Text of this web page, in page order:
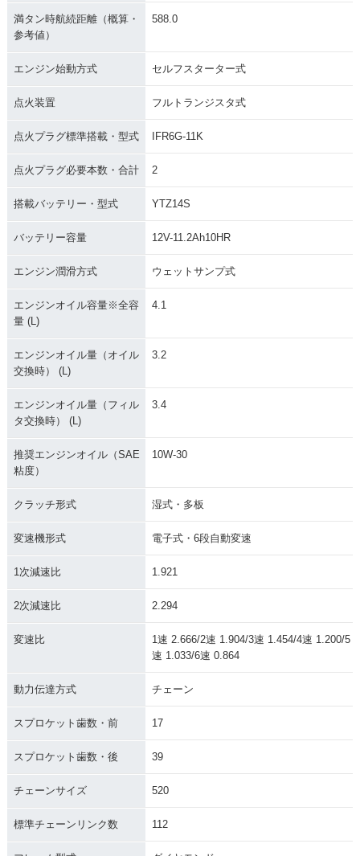
ssion ABS
2016年 NC750X・
2014年 NC750X Ty
Transmission ABS
E Package・追加
2014年 NC750X Ty
pe LD Dual Clutch
Transmission ABS
2014年 NC750X Ty
pe LD ABS
ual Clutch Transmi
ssion ABS
S
満タン時航続距離（概算・
参考値）
588.0
エンジン始動方式 セルフスターター式
点火装置 フルトランジスタ式
点火プラグ標準搭載・型式 IFR6G-11K
点火プラグ必要本数・合計 2
搭載バッテリー・型式 YTZ14S
バッテリー容量 12V-11.2Ah10HR
エンジン潤滑方式 ウェットサンプ式
エンジンオイル容量※全容
量 (L)
4.1
エンジンオイル量（オイル
交換時） (L)
3.2
エンジンオイル量（フィル
タ交換時） (L)
3.4
推奨エンジンオイル（SAE
粘度）
10W-30
クラッチ形式 湿式・多板
変速機形式 電子式・6段自動変速
1次減速比 1.921
2次減速比 2.294
変速比
1速 2.666/2速 1.904/3速 1.454/4速 1.200/5
速 1.033/6速 0.864
動力伝達方式 チェーン
スプロケット歯数・前 17
スプロケット歯数・後 39
チェーンサイズ 520
標準チェーンリンク数 112